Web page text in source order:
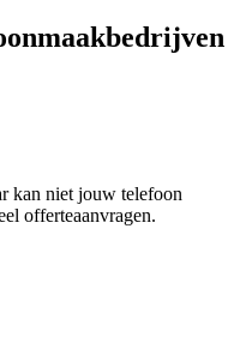
kan niet jouw telefoon
offerteaanvragen.